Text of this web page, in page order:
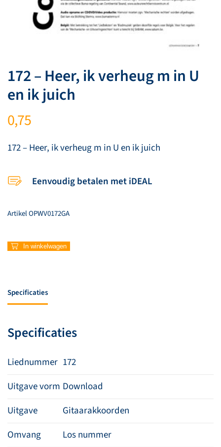
172 – Heer, ik verheug m in U
en ik juich
0,75
172 – Heer, ik verheug m in U en ik juich
Eenvoudig betalen met iDEAL
ArtikelOPWV0172GA
172
verheug
m
en
aantal
In winkelwagen
Specificaties
Specificaties
Liednummer 172
Uitgave vorm Download
Uitgave
Gitaarakkoorden
Omvang
Los nummer